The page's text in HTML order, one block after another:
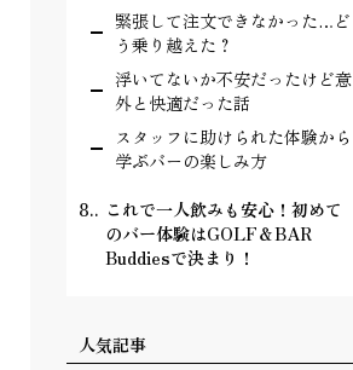
緊張して注文できなかった…ど
う乗り越えた？
浮いてないか不安だったけど意
外と快適だった話
スタッフに助けられた体験から
学ぶバーの楽しみ方
8.
これで一人飲みも安心！初めて
のバー体験はGOLF＆BAR
Buddiesで決まり！
人気記事